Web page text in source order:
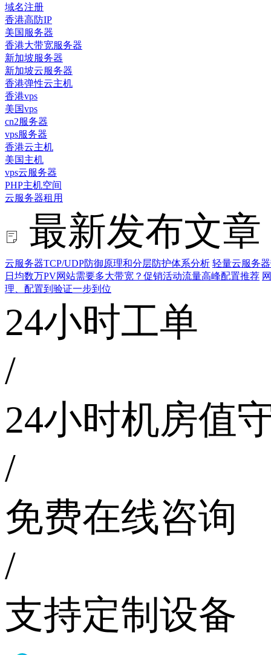
域名注册
香港高防IP
美国服务器
香港大带宽服务器
新加坡服务器
新加坡云服务器
香港弹性云主机
香港vps
美国vps
cn2服务器
vps服务器
香港云主机
美国主机
vps云服务器
PHP主机空间
云服务器租用
最新发布文章
云服务器TCP/UDP防御原理和分层防护体系分析 轻量云服务
日均数万PV网站需要多大带宽？促销活动流量高峰配置推荐
理、配置到验证一步到位
24小时工单
/
24小时机房值
/
免费在线咨询
/
支持定制设备